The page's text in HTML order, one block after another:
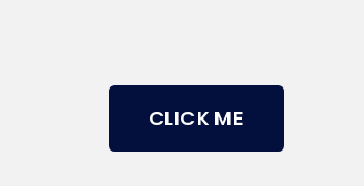
CLICK ME